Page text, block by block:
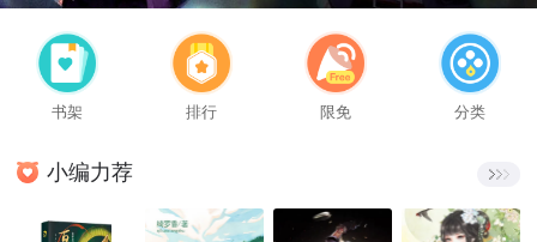
书架 排行 限免 分类
小编力荐